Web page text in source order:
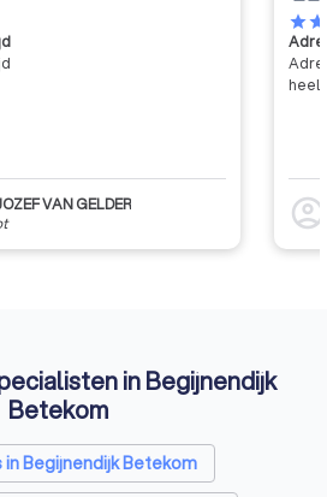
VAN GELDER
starstar
heel
account_circle
in Begijnendijk
Betekom
Begijnendijk Betekom